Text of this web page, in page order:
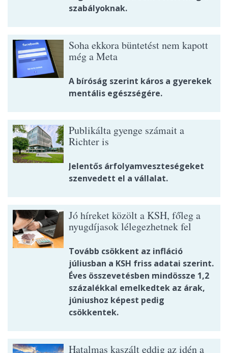
szabályoknak.
Soha ekkora büntetést nem kapott
még a Meta
A bíróság szerint káros a gyerekek
mentális egészségére.
Publikálta gyenge számait a
Richter is
Jelentős árfolyamveszteségeket
szenvedett el a vállalat.
Jó híreket közölt a KSH, főleg a
nyugdíjasok lélegezhetnek fel
Tovább csökkent az infláció
júliusban a KSH friss adatai szerint.
Éves összevetésben mindössze 1,2
százalékkal emelkedtek az árak,
júniushoz képest pedig
csökkentek.
Hatalmas kaszált eddig az idén a